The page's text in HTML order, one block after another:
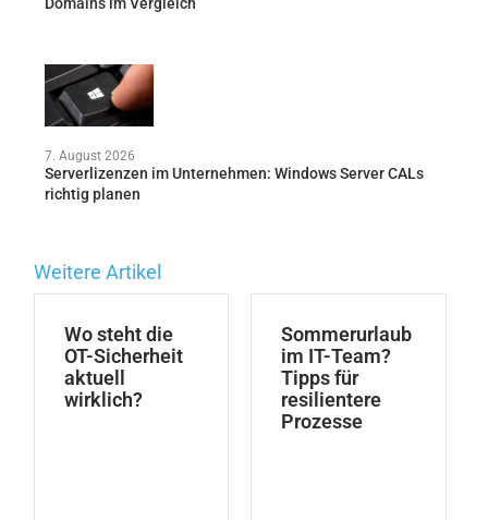
Domains im Vergleich
7. August 2026
Serverlizenzen im Unternehmen: Windows Server CALs
richtig planen
Weitere Artikel
Wo steht die
OT-Sicherheit
aktuell
wirklich?
Sommerurlaub
im IT-Team?
Tipps für
resilientere
Prozesse